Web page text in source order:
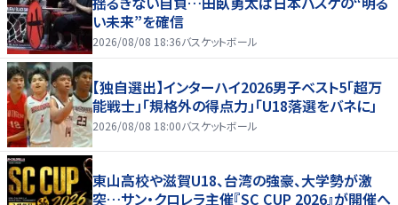
い未来”を確信
2026/08/08 18:36バスケットボール
【独自選出】インターハイ2026男子ベスト5「超万
能戦士」「規格外の得点力」「U18落選をバネに」
2026/08/08 18:00バスケットボール
東山高校や滋賀U18、台湾の強豪、大学勢が激
突…サン・クロレラ主催『SC CUP 2026』が開催へ